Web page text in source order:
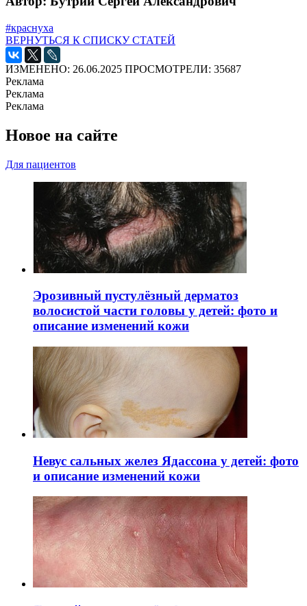
#краснуха
ВЕРНУТЬСЯ К СПИСКУ СТАТЕЙ
ИЗМЕНЕНО: 26.06.2025 ПРОСМОТРЕЛИ: 35687
Реклама
Реклама
Реклама
Новое на сайте
Для пациентов
Эрозивный пустулёзный дерматоз
волосистой части головы у детей: фото и
описание изменений кожи
Невус сальных желез Ядассона у детей: фото
и описание изменений кожи